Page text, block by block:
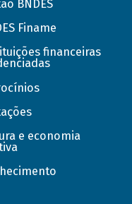
BNDES
Finame
financeiras
e economia